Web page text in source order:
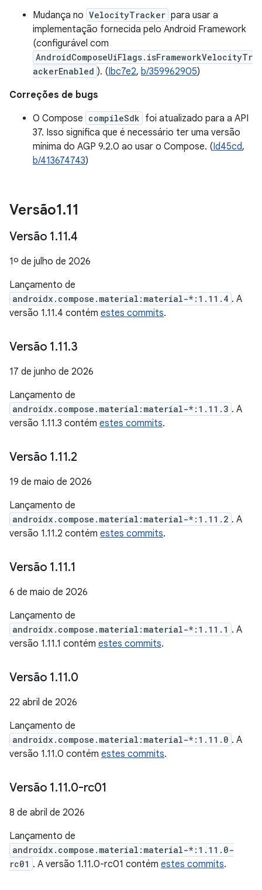
Mudança no VelocityTracker para usar a
implementação fornecida pelo Android Framework
(configurável com
AndroidComposeUiFlags.isFrameworkVelocityTr
ackerEnabled ). (Ibc7e2, b/359962905)
Correções de bugs
O Compose compileSdk foi atualizado para a API
37. Isso significa que é necessário ter uma versão
mínima do AGP 9.2.0 ao usar o Compose. (Id45cd,
b/413674743)
Versão1.11
Versão 1.11.4
1º de julho de 2026
Lançamento de
androidx.compose.material:material-*:1.11.4 . A
versão 1.11.4 contém estes commits.
Versão 1.11.3
17 de junho de 2026
Lançamento de
androidx.compose.material:material-*:1.11.3 . A
versão 1.11.3 contém estes commits.
Versão 1.11.2
19 de maio de 2026
Lançamento de
androidx.compose.material:material-*:1.11.2 . A
versão 1.11.2 contém estes commits.
Versão 1.11.1
6 de maio de 2026
Lançamento de
androidx.compose.material:material-*:1.11.1 . A
versão 1.11.1 contém estes commits.
Versão 1.11.0
22 abril de 2026
Lançamento de
androidx.compose.material:material-*:1.11.0 . A
versão 1.11.0 contém estes commits.
Versão 1.11.0-rc01
8 de abril de 2026
Lançamento de
androidx.compose.material:material-*:1.11.0-
rc01 . A versão 1.11.0-rc01 contém estes commits.